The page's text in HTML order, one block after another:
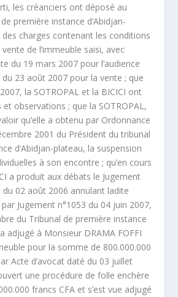
les créanciers ont déposé au
première instance d’Abidjan-
des charges contenant les conditions
de l’immeuble saisi, avec
du 19 mars 2007 pour l’audience
23 août 2007 pour la vente ; que
la SOTROPAL et la BICICI ont
observations ; que la SOTROPAL,
qu’elle a obtenu par Ordonnance
2001 du Président du tribunal
d’Abidjan-plateau, la suspension
à son encontre ; qu’en cours
a produit aux débats le Jugement
du 02 août 2006 annulant ladite
Jugement n°1053 du 04 juin 2007,
du Tribunal de première instance
adjugé à Monsieur DRAMA FOFFI
pour la somme de 800.000.000
Acte d’avocat daté du 03 juillet
une procédure de folle enchère
francs CFA et s’est vue adjugé